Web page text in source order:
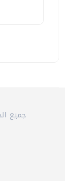
© 2026